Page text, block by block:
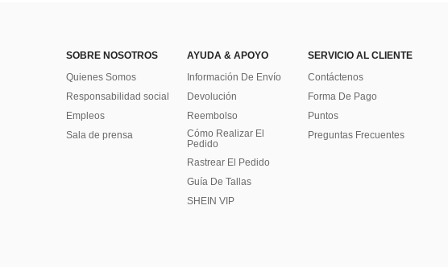
SOBRE NOSOTROS
Quienes Somos
Responsabilidad social
Empleos
Sala de prensa
AYUDA & APOYO
Información De Envío
Devolución
Reembolso
Cómo Realizar El
Pedido
Rastrear El Pedido
Guía De Tallas
SHEIN VIP
SERVICIO AL CLIENTE
Contáctenos
Forma De Pago
Puntos
Preguntas Frecuentes